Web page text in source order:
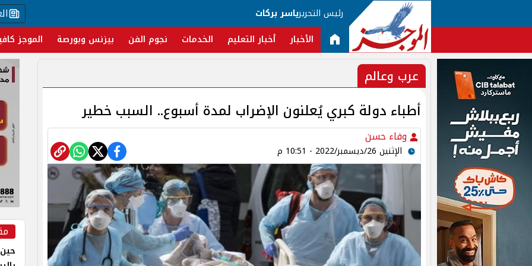
رئيس التحريرياسر بركات
الأخبار أخبار التعليم الخدمات نجوم الفن بيزنس وبورصة الموجز
عرب وعالم
أطباء دولة كبري يُعلنون الإضراب لمدة أسبوع.. السبب خطير
وفاء حسن
الإثنين 26/ديسمبر/2022 - 10:51 م